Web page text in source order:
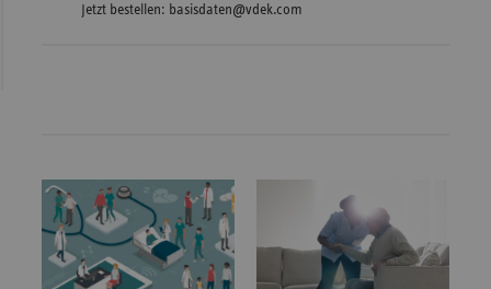
Jetzt bestellen: basisdaten@vdek.com